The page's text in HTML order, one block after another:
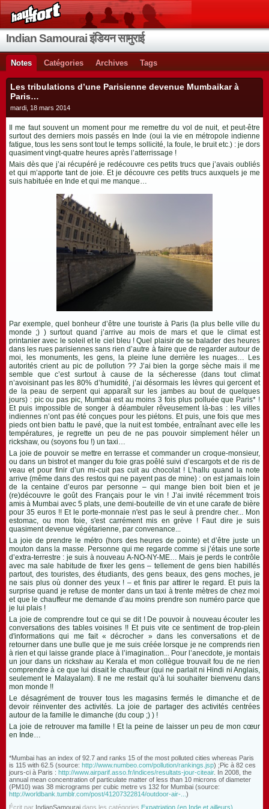
Indian Samourai इंडियन सामुराई
Notes Catégories Archives Tags
Les tribulations d’une Parisienne devenue Mumbaikar à
Paris…
mardi, 18 mars 2014
Il me faut souvent un moment pour me remettre du vol de nuit, et peut-être
surtout des derniers mois passés en Inde (oui la vie en métropole indienne
fatigue, tous les sens sont tout le temps sollicité, la foule, le bruit etc.) : je dors
quasiment vingt-quatre heures après l’atterrissage !
Mais dès que j’ai récupéré je redécouvre ces petits trucs que j’avais oubliés
et qui m’apporte tant de joie. Et je découvre ces petits trucs auxquels je me
suis habituée en Inde et qui me manque…
Par exemple, quel bonheur d’être une touriste à Paris (la plus belle ville du
monde ;) ) surtout quand j’arrive au mois de mars et que le climat est
printanier avec le soleil et le ciel bleu ! Quel plaisir de se balader des heures
dans les rues parisiennes sans rien d’autre à faire que de regarder autour de
moi, les monuments, les gens, la pleine lune derrière les nuages… Les
autorités crient au pic de pollution ?? J’ai bien la gorge sèche mais il me
semble que c’est surtout à cause de la sécheresse (dans tout climat
n’avoisinant pas les 80% d’humidité, j’ai désormais les lèvres qui gercent et
de la peau de serpent qui apparaît sur les jambes au bout de quelques
jours) : pic ou pas pic, Mumbai est au moins 3 fois plus polluée que Paris* !
Et puis impossible de songer à déambuler rêveusement là-bas : les villes
indiennes n’ont pas été conçues pour les piétons. Et puis, une fois que mes
pieds ont bien battu le pavé, que la nuit est tombée, entraînant avec elle les
températures, je regrette un peu de ne pas pouvoir simplement héler un
rickshaw, ou (soyons fou !) un taxi…
La joie de pouvoir se mettre en terrasse et commander un croque-monsieur,
ou dans un bistrot et manger du foie gras poêlé suivi d’escargots et de ris de
veau et pour finir d’un mi-cuit pas cuit au chocolat ! L’hallu quand la note
arrive (même dans des restos qui ne payent pas de mine) : on est jamais loin
de la centaine d’euros par personne – qui mange bien boit bien et je
(re)découvre le goût des Français pour le vin ! J’ai invité récemment trois
amis à Mumbai avec 5 plats, une demi-bouteille de vin et une carafe de bière
pour 35 euros !! Et le porte-monnaie n'est pas le seul à prendre cher... Mon
estomac, ou mon foie, s'est carrément mis en grève ! Faut dire je suis
quasiment devenue végétarienne, par convenance...
La joie de prendre le métro (hors des heures de pointe) et d’être juste un
mouton dans la masse. Personne qui me regarde comme si j’étais une sorte
d’extra-terrestre : je suis à nouveau A-NO-NY-ME… Mais je perds le contrôle
avec ma sale habitude de fixer les gens – tellement de gens bien habillés
partout, des touristes, des étudiants, des gens beaux, des gens moches, je
ne sais plus où donner des yeux ! – et finis par attirer le regard. Et puis la
surprise quand je refuse de monter dans un taxi à trente mètres de chez moi
et que le chauffeur me demande d’au moins prendre son numéro parce que
je lui plais !
La joie de comprendre tout ce qui se dit ! De pouvoir à nouveau écouter les
conversations des tables voisines !! Et puis vite ce sentiment de trop-plein
d'informations qui me fait « décrocher » dans les conversations et de
retourner dans une bulle que je me suis créée lorsque je ne comprends rien
à rien et qui laisse grande place à l’imagination... Pour l’anecdote, je montais
un jour dans un rickshaw au Kerala et mon collègue trouvait fou de ne rien
comprendre à ce que lui disait le chauffeur (qui ne parlait ni Hindi ni Anglais,
seulement le Malayalam). Il ne me restait qu’à lui souhaiter bienvenu dans
mon monde !!
Le désagrément de trouver tous les magasins fermés le dimanche et de
devoir réinventer des activités. La joie de partager des activités centrées
autour de la famille le dimanche (du coup ;) ) !
La joie de retrouver ma famille ! Et la peine de laisser un peu de mon cœur
en Inde…
*Mumbai has an index of 92.7 and ranks 15 of the most polluted cities whereas Paris
is 115 with 62.5 (source: http://www.numbeo.com/pollution/rankings.jsp) ;Pic à 82 ces
jours-ci à Paris : http://www.airparif.asso.fr/indices/resultats-jour-citeair. In 2008, the
annual mean concentration of particulate matter of less than 10 microns of diameter
(PM10) was 38 micrograms per cubic metre vs 132 for Mumbai (source:
http://worldbank.tumblr.com/post/41207322814/outdoor-air-... )
Écrit par IndianSamourai dans les catégories Expatriation (en Inde et ailleurs)